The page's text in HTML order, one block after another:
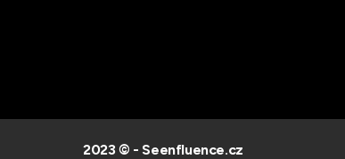
2023 © - Seenfluence.cz